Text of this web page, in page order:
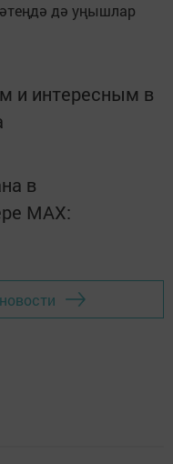
дә уңышлар
и интересным в
в
MАХ: